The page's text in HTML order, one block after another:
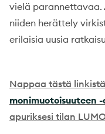
vielä parannettavaa.
niiden herättely
erilaisia uusia
Nappaa tästä linkistä
monimuotoisuuteen -
apuriksesi tilan